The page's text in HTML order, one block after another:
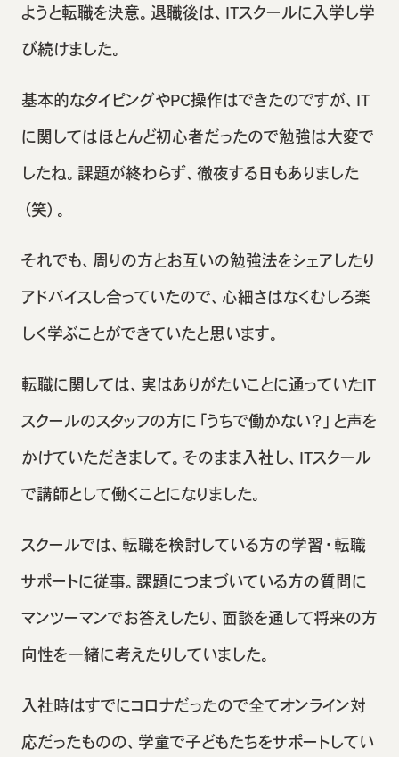
ようと転職を決意。退職後は、ITスクールに入学し学
び続けました。
基本的なタイピングやPC操作はできたのですが、IT
に関してはほとんど初心者だったので勉強は大変で
したね。課題が終わらず、徹夜する日もありました
（笑）。
それでも、周りの方とお互いの勉強法をシェアしたり
アドバイスし合っていたので、心細さはなくむしろ楽
しく学ぶことができていたと思います。
転職に関しては、実はありがたいことに通っていたIT
スクールのスタッフの方に「うちで働かない？」と声を
かけていただきまして。そのまま入社し、ITスクール
で講師として働くことになりました。
スクールでは、転職を検討している方の学習・転職
サポートに従事。課題につまづいている方の質問に
マンツーマンでお答えしたり、面談を通して将来の方
向性を一緒に考えたりしていました。
入社時はすでにコロナだったので全てオンライン対
応だったものの、学童で子どもたちをサポートしてい